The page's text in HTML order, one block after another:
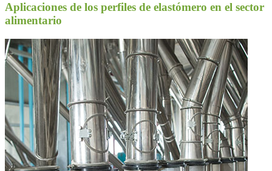
Aplicaciones de los perfiles de elastómero en el sector
alimentario